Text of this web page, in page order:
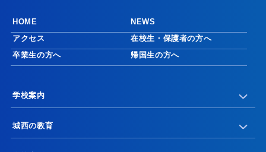
HOME
NEWS
アクセス
在校生・保護者の方へ
卒業生の方へ
帰国生の方へ
学校案内
城西の教育